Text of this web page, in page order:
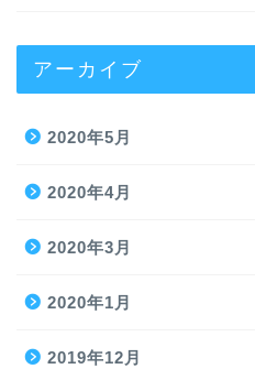
アーカイブ
2020年5月
2020年4月
2020年3月
2020年1月
2019年12月